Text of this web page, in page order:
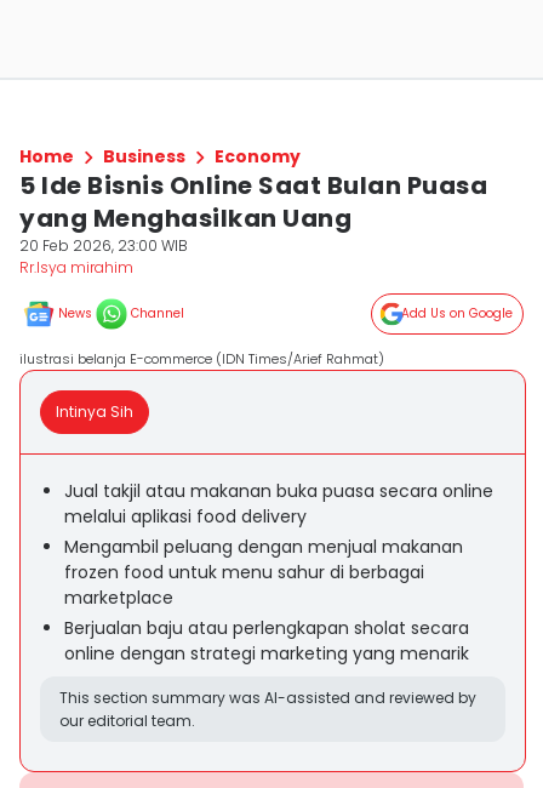
Home Business Economy
5 Ide Bisnis Online Saat Bulan Puasa
yang Menghasilkan Uang
20 Feb 2026, 23:00 WIB
Rr.Isya mirahim
News Channel Add Us on Google
ilustrasi belanja E-commerce (IDN Times/Arief Rahmat)
Intinya Sih
Jual takjil atau makanan buka puasa secara online
melalui aplikasi food delivery
Mengambil peluang dengan menjual makanan
frozen food untuk menu sahur di berbagai
marketplace
Berjualan baju atau perlengkapan sholat secara
online dengan strategi marketing yang menarik
This section summary was AI-assisted and reviewed by
our editorial team.